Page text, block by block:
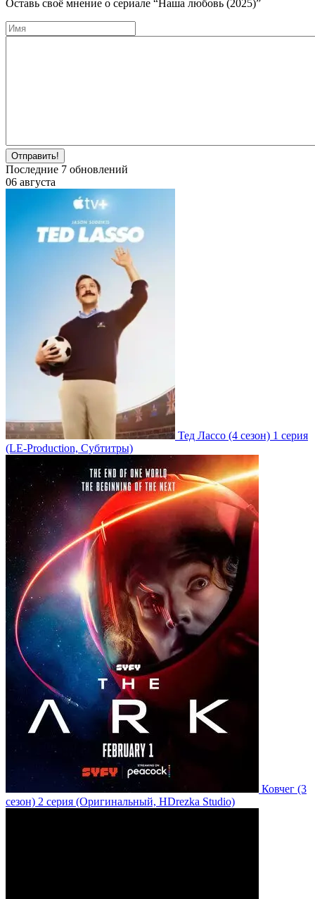
Оставь своё мнение о cериале “Наша любовь (2025)”
Отправить!
Последние 7 обновлений
06 августа
Тед Лассо (4 сезон) 1 серия
(LE-Production, Субтитры)
Ковчег (3
сезон) 2 серия (Оригинальный, HDrezka Studio)